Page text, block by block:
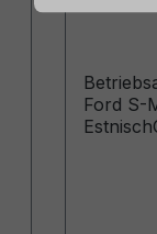
Ford S-